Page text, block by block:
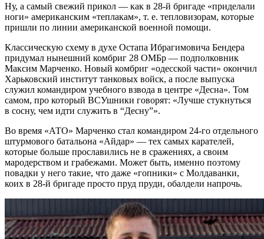
Ну, а самый свежий прикол — как в 28-й бригаде «приделали
ноги» американским «теплакам», т. е. тепловизорам, которые
пришли по линии американской военной помощи.
Классическую схему в духе Остапа Ибрагимовича Бендера
придумал нынешний комбриг 28 ОМБр — подполковник
Максим Марченко. Новый комбриг «одесской части» окончил
Харьковский институт танковых войск, а после выпуска
служил командиром учебного взвода в центре «Десна». Том
самом, про который ВСУшники говорят: «Лучше стукнуться
в сосну, чем идти служить в “Десну”».
Во время «АТО» Марченко стал командиром 24-го отдельного
штурмового батальона «Айдар» — тех самых карателей,
которые больше прославились не в сражениях, а своим
мародерством и грабежами. Может быть, именно поэтому
повадки у него такие, что даже «гопники» с Молдаванки,
коих в 28-й бригаде просто пруд пруди, обалдели напрочь.